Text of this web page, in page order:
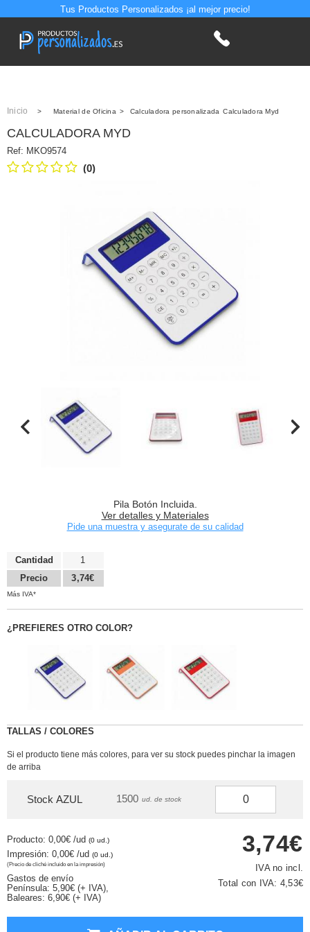
Tus Productos Personalizados ¡al mejor precio!
Inicio > Material de Oficina > Calculadora personalizada Calculadora Myd
CALCULADORA MYD
Ref: MKO9574
(0)
Pila Botón Incluida.
Ver detalles y Materiales
Pide una muestra y asegurate de su calidad
Cantidad
Precio
1
3,74€
Más IVA*
¿PREFIERES OTRO COLOR?
TALLAS / COLORES
Si el producto tiene más colores, para ver su stock puedes pinchar la imagen
de arriba
Stock AZUL 1500 ud. de stock
Producto: 0,00€ /ud (0 ud.)
Impresión: 0,00€ /ud (0 ud.)
(Precio de cliché incluido en la impresión)
Gastos de envío
Península: 5,90€ (+ IVA),
Baleares: 6,90€ (+ IVA)
3,74€
IVA no incl.
Total con IVA: 4,53€